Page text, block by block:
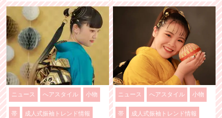
ニュース へアスタイル 小物
帯 成人式振袖トレンド情報
ニュース へアスタイル 小物
帯 成人式振袖トレンド情報